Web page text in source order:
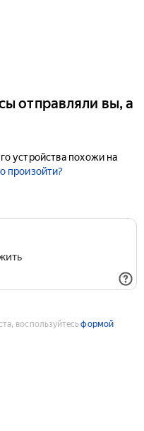
отправляли вы, а
устройства похожи на
произойти?
воспользуйтесьформой